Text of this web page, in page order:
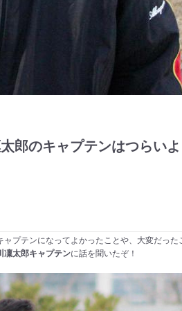
郎のキャプテンはつらい
プテンになってよかったことや、大変だっ
凜太郎キャプテンに話を聞いたぞ！